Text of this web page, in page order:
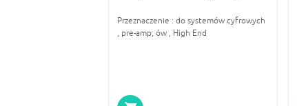
Przeznaczenie : do systemów cyfrowych
, pre-amp, ów , High End